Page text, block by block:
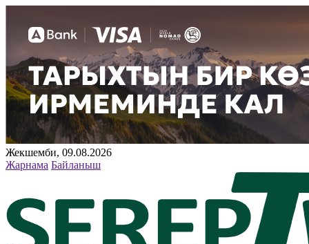
Жекшемби, 09.08.2026
Жарнама Байланыш